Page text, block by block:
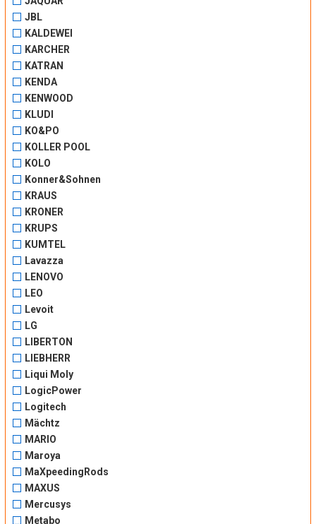
JBL
KALDEWEI
KARCHER
KATRAN
KENDA
KENWOOD
KLUDI
KO&PO
KOLLER POOL
KOLO
Konner&Sohnen
KRAUS
KRONER
KRUPS
KUMTEL
Lavazza
LENOVO
LEO
Levoit
LG
LIBERTON
LIEBHERR
Liqui Moly
LogicPower
Logitech
Mächtz
MARIO
Maroya
MaXpeedingRods
MAXUS
Mercusys
Metabo